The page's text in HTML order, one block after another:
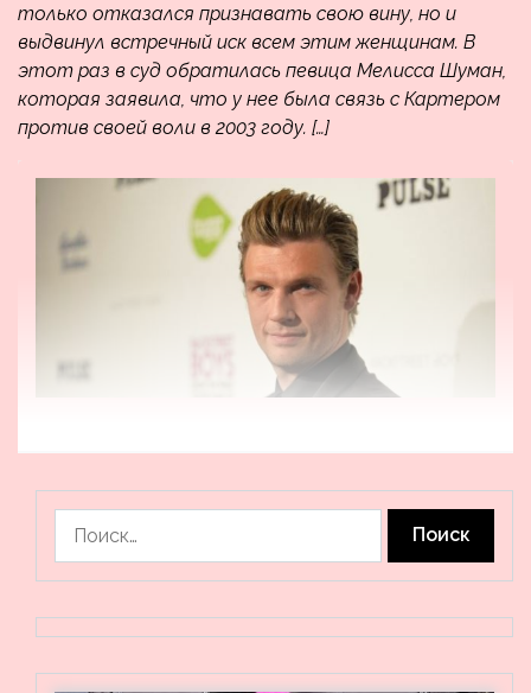
только отказался признавать свою вину, но и
выдвинул встречный иск всем этим женщинам. В
этот раз в суд обратилась певица Мелисса Шуман,
которая заявила, что у нее была связь с Картером
против своей воли в 2003 году. […]